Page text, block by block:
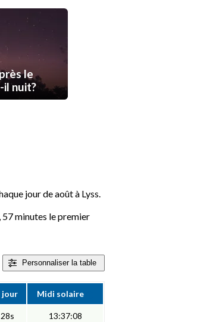
le
il nuit?
jour de août à Lyss.
57 minutes le premier
Personnaliserla table
jour Midi solaire
13:37:08